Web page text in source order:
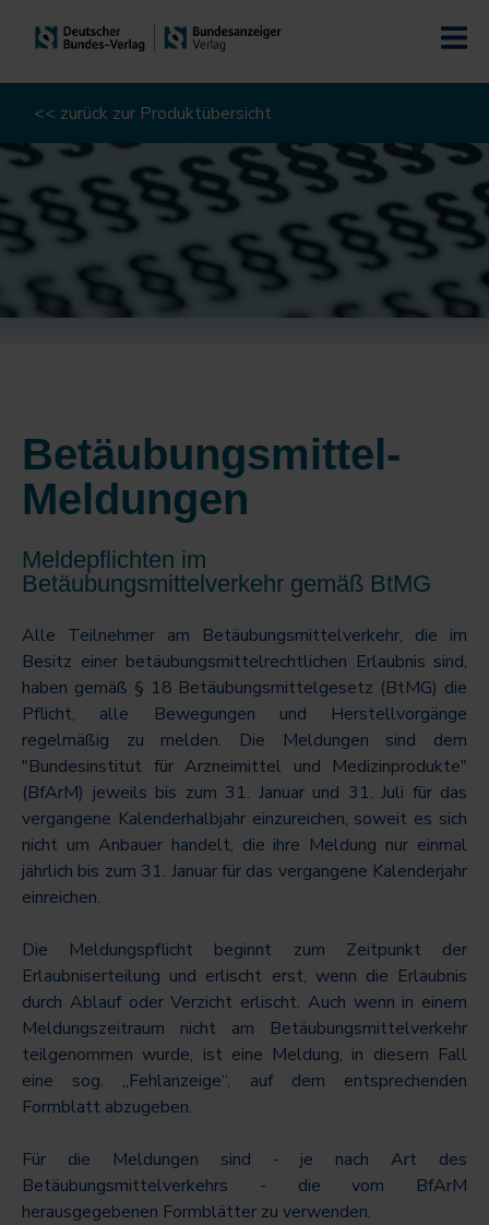
<< zurück zur Produktübersicht
Betäubungsmittel-
Meldungen
Meldepflichten im
Betäubungsmittelverkehr gemäß BtMG
Alle Teilnehmer am Betäubungsmittelverkehr, die im
Besitz einer betäubungsmittelrechtlichen Erlaubnis sind,
haben gemäß § 18 Betäubungsmittelgesetz (BtMG) die
Pflicht, alle Bewegungen und Herstellvorgänge
regelmäßig zu melden. Die Meldungen sind dem
"Bundesinstitut für Arzneimittel und Medizinprodukte"
(BfArM) jeweils bis zum 31. Januar und 31. Juli für das
vergangene Kalenderhalbjahr einzureichen, soweit es sich
nicht um Anbauer handelt, die ihre Meldung nur einmal
jährlich bis zum 31. Januar für das vergangene Kalenderjahr
einreichen.
Die Meldungspflicht beginnt zum Zeitpunkt der
Erlaubniserteilung und erlischt erst, wenn die Erlaubnis
durch Ablauf oder Verzicht erlischt. Auch wenn in einem
Meldungszeitraum nicht am Betäubungsmittelverkehr
teilgenommen wurde, ist eine Meldung, in diesem Fall
eine sog. „Fehlanzeige“, auf dem entsprechenden
Formblatt abzugeben.
Für die Meldungen sind - je nach Art des
Betäubungsmittelverkehrs - die vom BfArM
herausgegebenen Formblätter zu verwenden.